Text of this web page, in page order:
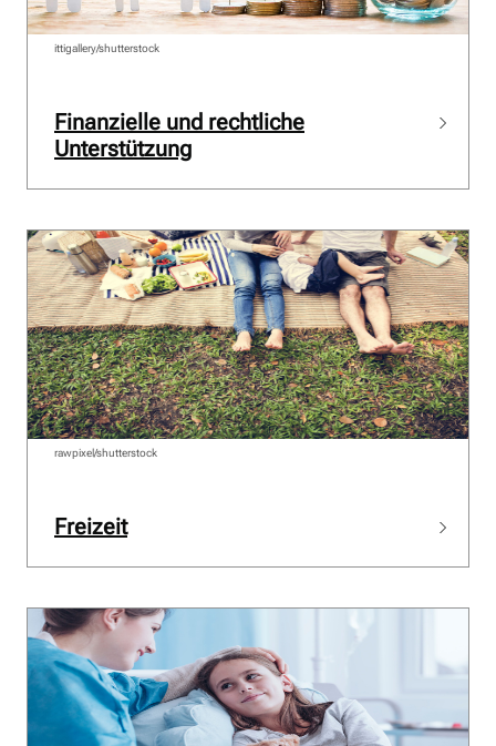
Finanzielle und rechtliche
Unterstützung
ittigallery/shutterstock
Freizeit
rawpixel/shutterstock